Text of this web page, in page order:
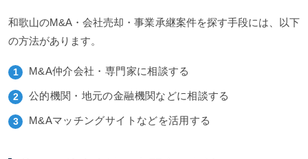
和歌山のM&A・会社売却・事業承継案件を探す手段には、以下
の方法があります。
M&A仲介会社・専門家に相談する
公的機関・地元の金融機関などに相談する
M&Aマッチングサイトなどを活用する